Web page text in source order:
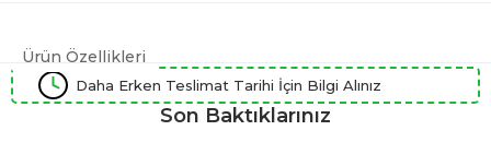
Ürün Özellikleri
Daha Erken Teslimat Tarihi İçin Bilgi Alınız
Son Baktıklarınız